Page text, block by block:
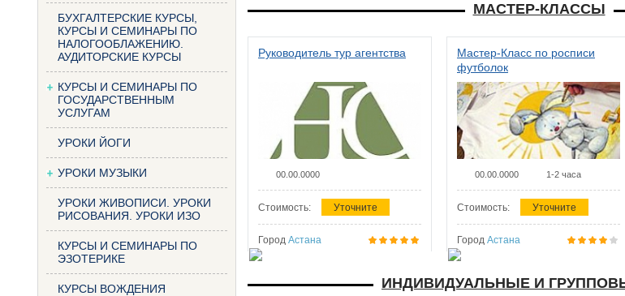
БУХГАЛТЕРСКИЕ КУРСЫ,
КУРСЫ И СЕМИНАРЫ ПО
НАЛОГООБЛАЖЕНИЮ.
АУДИТОРСКИЕ КУРСЫ
КУРСЫ И СЕМИНАРЫ ПО
ГОСУДАРСТВЕННЫМ
УСЛУГАМ
УРОКИ ЙОГИ
УРОКИ МУЗЫКИ
УРОКИ ЖИВОПИСИ. УРОКИ
РИСОВАНИЯ. УРОКИ ИЗО
КУРСЫ И СЕМИНАРЫ ПО
ЭЗОТЕРИКЕ
КУРСЫ ВОЖДЕНИЯ
МАСТЕР-КЛАССЫ
Руководитель тур агентства
00.00.0000
Стоимость: Уточните
Город Астана
Мастер-Класс по росписи
футболок
00.00.0000 1-2 часа
Стоимость: Уточните
Город Астана
ИНДИВИДУАЛЬНЫЕ И